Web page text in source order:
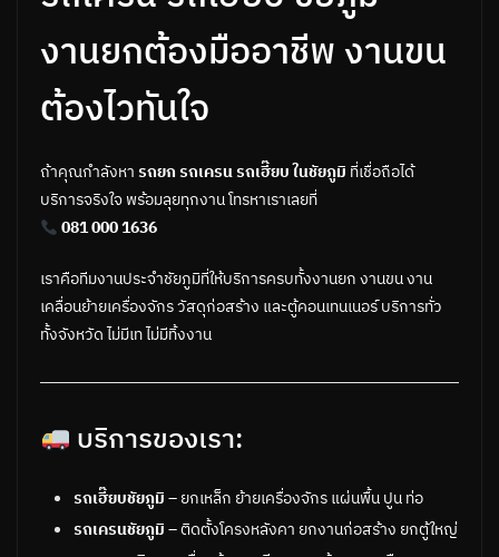
งานยกต้องมืออาชีพ งานขน
ต้องไวทันใจ
ถ้าคุณกำลังหา รถยก รถเครน รถเฮี๊ยบ ในชัยภูมิ ที่เชื่อถือได้
บริการจริงใจ พร้อมลุยทุกงาน โทรหาเราเลยที่
081 000 1636
เราคือทีมงานประจำชัยภูมิที่ให้บริการครบทั้งงานยก งานขน งาน
เคลื่อนย้ายเครื่องจักร วัสดุก่อสร้าง และตู้คอนเทนเนอร์ บริการทั่ว
ทั้งจังหวัด ไม่มีเท ไม่มีทิ้งงาน
บริการของเรา:
รถเฮี๊ยบชัยภูมิ – ยกเหล็ก ย้ายเครื่องจักร แผ่นพื้น ปูน ท่อ
รถเครนชัยภูมิ – ติดตั้งโครงหลังคา ยกงานก่อสร้าง ยกตู้ใหญ่